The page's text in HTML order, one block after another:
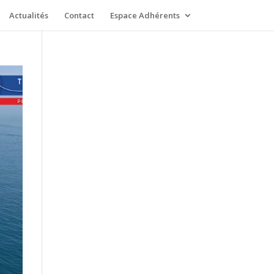
Actualités Contact Espace Adhérents